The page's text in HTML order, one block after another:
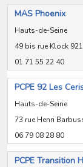
MAS Phoenix
Hauts-de-Seine
49 bis rue Klock
01 71 55 22 40
PCPE 92 Les
Hauts-de-Seine
73 rue Henri
06 79 08 28 80
PCPE Transition